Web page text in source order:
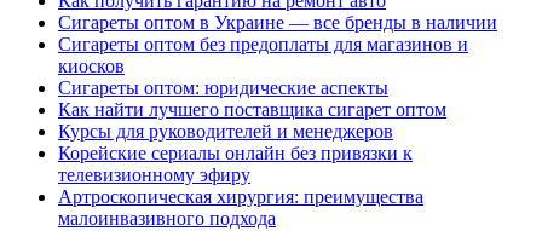
Сигареты оптом в Украине — все бренды в наличии
Сигареты оптом без предоплаты для магазинов и
киосков
Сигареты оптом: юридические аспекты
Как найти лучшего поставщика сигарет оптом
Курсы для руководителей и менеджеров
Корейские сериалы онлайн без привязки к
телевизионному эфиру
Артроскопическая хирургия: преимущества
малоинвазивного подхода